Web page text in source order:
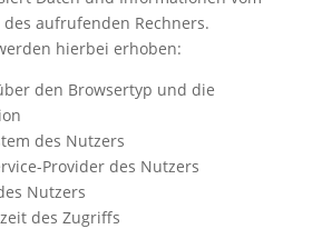
aufrufenden Rechners.
hierbei erhoben:
den Browsertyp und die
des Nutzers
Provider des Nutzers
Nutzers
des Zugriffs